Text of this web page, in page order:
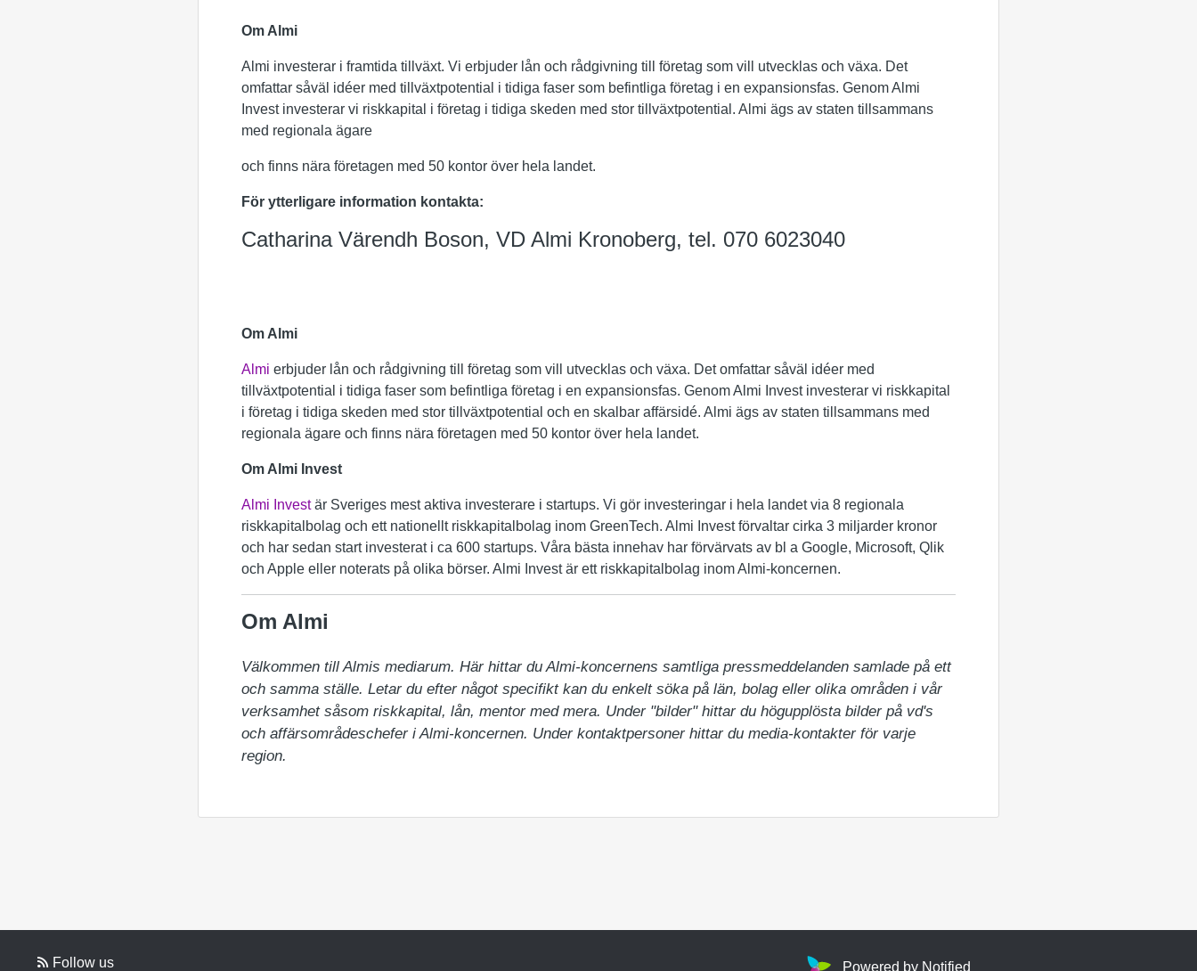
Om Almi
Almi investerar i framtida tillväxt. Vi erbjuder lån och rådgivning till företag som vill utvecklas och växa. Det
omfattar såväl idéer med tillväxtpotential i tidiga faser som befintliga företag i en expansionsfas. Genom Almi
Invest investerar vi riskkapital i företag i tidiga skeden med stor tillväxtpotential. Almi ägs av staten tillsammans
med regionala ägare
och finns nära företagen med 50 kontor över hela landet.
För ytterligare information kontakta:
Catharina Värendh Boson, VD Almi Kronoberg, tel. 070 6023040
Om Almi
Almi erbjuder lån och rådgivning till företag som vill utvecklas och växa. Det omfattar såväl idéer med
tillväxtpotential i tidiga faser som befintliga företag i en expansionsfas. Genom Almi Invest investerar vi riskkapital
i företag i tidiga skeden med stor tillväxtpotential och en skalbar affärsidé. Almi ägs av staten tillsammans med
regionala ägare och finns nära företagen med 50 kontor över hela landet.
Om Almi Invest
Almi Investär Sveriges mest aktiva investerare i startups. Vi gör investeringar i hela landet via 8 regionala
riskkapitalbolag och ett nationellt riskkapitalbolag inom GreenTech. Almi Invest förvaltar cirka 3 miljarder kronor
och har sedan start investerat i ca 600 startups. Våra bästa innehav har förvärvats av bl a Google, Microsoft, Qlik
och Apple eller noterats på olika börser. Almi Invest är ett riskkapitalbolag inom Almi-koncernen.
Om Almi
Välkommen till Almis mediarum. Här hittar du Almi-koncernens samtliga pressmeddelanden samlade på ett
och samma ställe. Letar du efter något specifikt kan du enkelt söka på län, bolag eller olika områden i vår
verksamhet såsom riskkapital, lån, mentor med mera. Under "bilder" hittar du högupplösta bilder på vd's
och affärsområdeschefer i Almi-koncernen. Under kontaktpersoner hittar du media-kontakter för varje
region.
Follow us Powered by Notified